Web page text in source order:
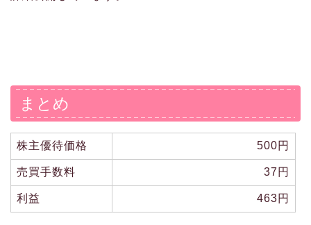
まとめ
株主優待価格 500円
売買手数料 37円
利益 463円